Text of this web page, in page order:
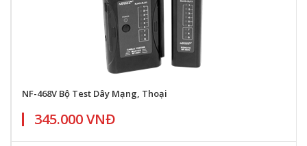
NF-468V Bộ Test Dây Mạng, Thoại
345.000 VNĐ